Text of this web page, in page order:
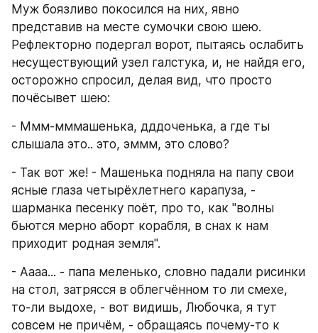
Муж боязливо покосился на них, явно
представив на месте сумочки свою шею.
Рефлекторно подергал ворот, пытаясь ослабить
несуществующий узел галстука, и, не найдя его,
осторожно спросил, делая вид, что просто
почёсывет шею:
- Ммм-мммашенька, дддоченька, а где ты
слышала это.. это, эммм, это слово?
- Так вот же! - Машенька подняла на папу свои
ясные глаза четырёхлетнего карапуза, -
шарманка песенку поёт, про то, как "волны
бьются мерно аборт корабля, в снах к нам
приходит родная земля".
- Аааа... - папа меленько, словно падали рисинки
на стол, затрясся в облегчённом то ли смехе,
то-ли выдохе, - вот видишь, Любочка, я тут
совсем не причём, - обращаясь почему-то к